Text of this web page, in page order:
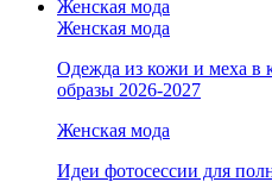
Женская мода
Женская мода
Одежда из кожи и меха в
образы 2026-2027
Женская мода
Идеи фотосессии для